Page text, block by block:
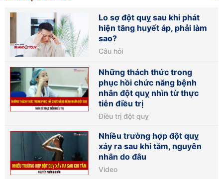
Lo sợ đột quỵ sau khi phát
hiện tăng huyết áp, phải làm
sao?
Câu hỏi
Những thách thức trong
phục hồi chức năng bệnh
nhân đột quỵ nhìn từ thực
tiễn điều trị
Điều trị đột quỵ
Nhiều trường hợp đột quỵ
xảy ra sau khi tắm, nguyên
nhân do đâu
Video